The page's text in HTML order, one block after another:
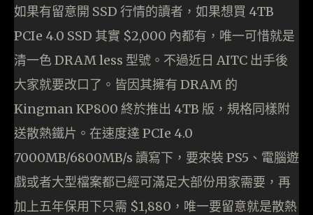
如果有留意開 SSD 行情的讀者，如果想買 4TB
PCIe 4.0 SSD 其實 $2,000 內都有，唯一可惜就是
清一色 DRAM less 型號。不過近日 AITC 出手後
大家就要改口了。皆因其擁有 DRAM 的
Kingman KP800 終於推出 4TB 版，規格同樣附
送散熱鐵片。在速度達 PCIe 4.0
7000MB/6800MB/s 讀寫下，要來裝 PS5、電腦遊
戲或者大型檔案都已經可滿足大部份用家需要，再
加上五年保用下只需 $1,880，唯一要留意就是散熱